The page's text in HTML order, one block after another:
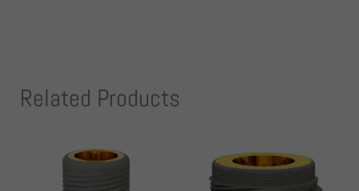
Related Products